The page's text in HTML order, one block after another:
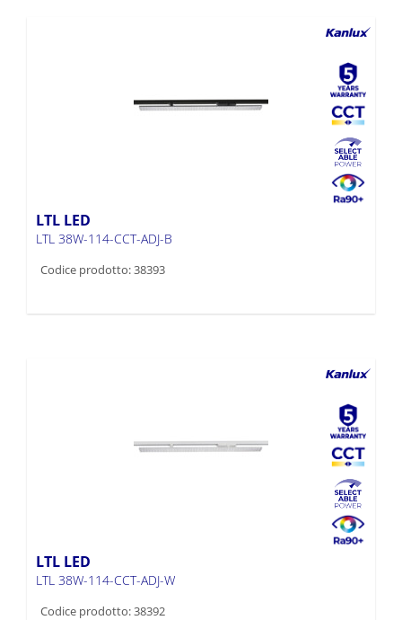
LTL LED
LTL 38W-114-CCT-ADJ-B
Codice prodotto: 38393
LTL LED
LTL 38W-114-CCT-ADJ-W
Codice prodotto: 38392